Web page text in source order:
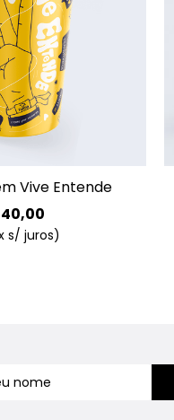
Vive Entende
40,00
s/ juros)